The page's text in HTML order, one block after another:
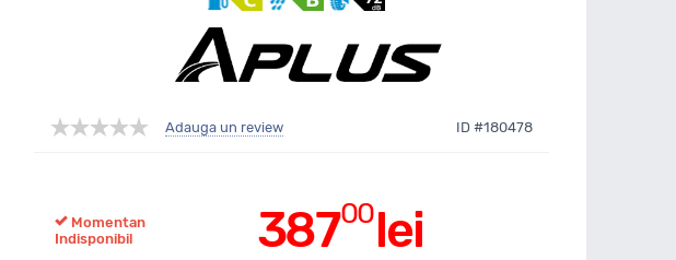
Adauga un review ID #180478
38700lei
Momentan
Indisponibil